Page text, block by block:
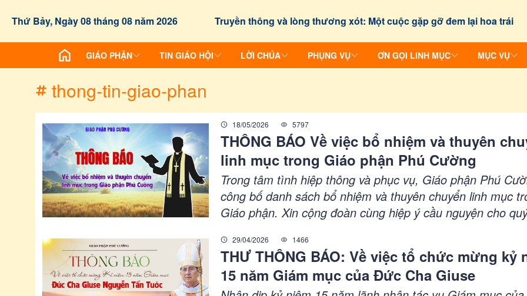
Thứ Bảy, Ngày 08 tháng 08 năm 2026 Truyền thông và lòng thương xót: Một cuộc gặp gỡ đem lại hoa trái
GIÁO PHẬN TIN GIÁO HỘI LỜI CHÚA PHỤNG VỤ ƠN GỌI LINH MỤC MỤC VỤ
thong-tin-giao-phan
18/05/2026 5797
THÔNG BÁO Về việc bổ nhiệm và thuyên
linh mục trong Giáo phận Phú Cường
Trong tâm tình hiệp thông và phục vụ, Giáo phận Phú
công bố danh sách bổ nhiệm và thuyên chuyển linh mục
Giáo phận. Xin cộng đoàn cùng hiệp ý cầu nguyện cho
29/04/2026 1466
THƯ THÔNG BÁO: Về việc tổ chức mừng kỷ
15 năm Giám mục của Đức Cha Giuse